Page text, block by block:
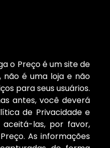
o Preço é um site de
não é uma loja e não
para seus usuários.
antes, você deverá
de Privacidade e
aceitá-las, por favor,
As informações